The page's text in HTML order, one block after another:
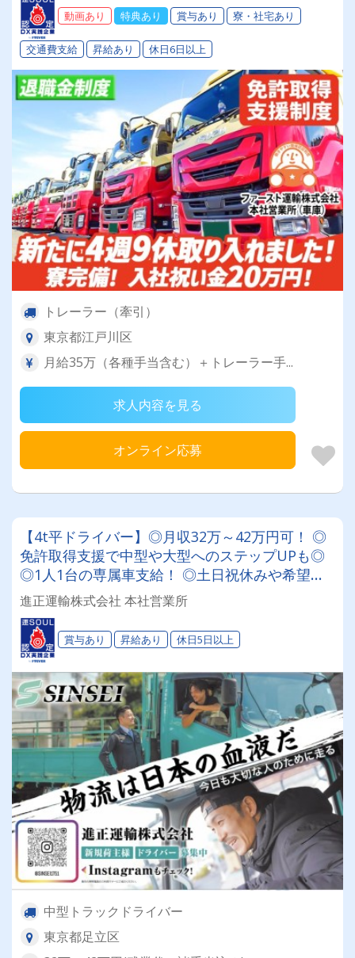
動画あり 特典あり 賞与あり 寮・社宅あり
交通費支給 昇給あり 休日6日以上
トレーラー（牽引）
東京都江戸川区
月給35万（各種手当含む）＋トレーラー手...
求人内容を見る
オンライン応募
【4t平ドライバー】◎月収32万～42万円可！ ◎
免許取得支援で中型や大型へのステップUPも◎
◎1人1台の専属車支給！ ◎土日祝休みや希望休
の相談も柔軟に対応★ ★車・バイク好き必見！
会社の工具で愛車カスタムOK★
進正運輸株式会社 本社営業所
賞与あり 昇給あり 休日5日以上
中型トラックドライバー
東京都足立区